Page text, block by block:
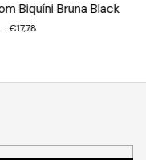
Biquíni Bruna Black
€17,78